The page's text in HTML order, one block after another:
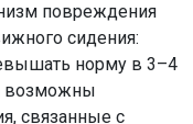
повреждения
сидения:
норму в 3–4
возможны
связанные с